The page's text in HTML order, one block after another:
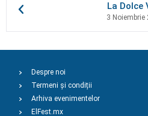
La Dolce
3 Noiembrie
Despre noi
Termeni și condiții
Arhiva evenimentelor
ElFest.mx